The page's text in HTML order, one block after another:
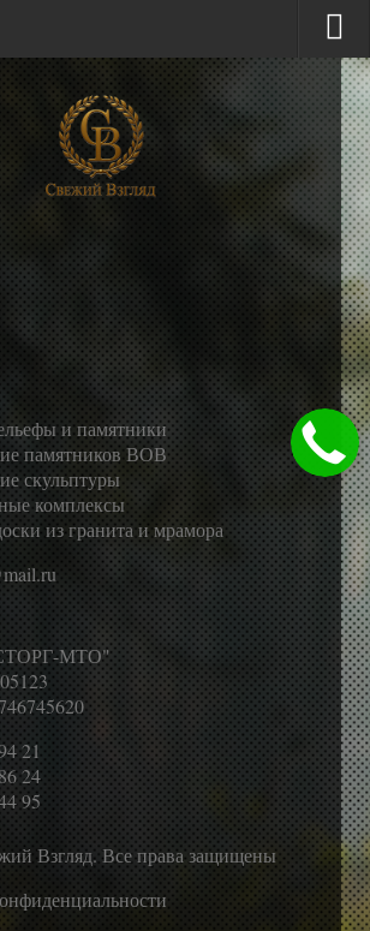
и памятники
памятников ВОВ
скульптуры
комплексы
из гранита и мрамора
МТО"
21
24
95
Взгляд. Все права защищены